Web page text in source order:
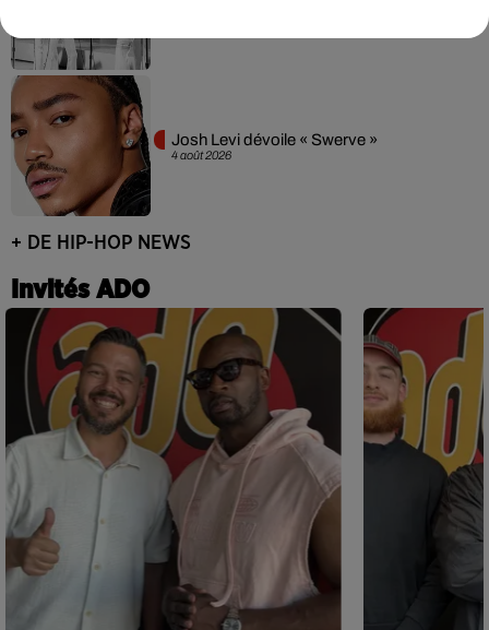
4 août 2026
Josh Levi dévoile « Swerve »
+ DE HIP-HOP NEWS
Invités ADO